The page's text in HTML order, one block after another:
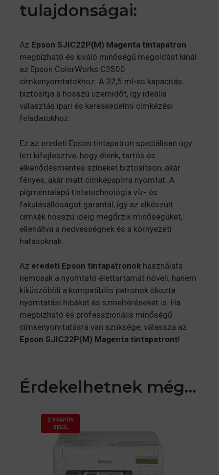
tulajdonságai:
Az Epson SJIC22P(M) Magenta tintapatron
megbízható és kiváló minőségű megoldást kínál
az Epson ColorWorks C3500
címkenyomtatókhoz. A 32,5 ml-es kapacitás
biztosítja a hosszú üzemidőt, így ideális
választás ipari és kereskedelmi címkézési
feladatokhoz.
Ez az eredeti Epson tintapatron speciálisan úgy
lett kifejlesztve, hogy élénk, tartós és
elkenődésmentes színeket biztosítson, akár
fényes, akár matt címkepapírra nyomtat. A
pigmentalapú tintatechnológia víz- és
fakulásállóságot garantál, így az elkészült
címkék hosszú ideig megőrzik minőségüket,
ellenállva a nedvességnek és a környezeti
hatásoknak.
Az eredeti Epson tintapatronok használata
nemcsak a nyomtató élettartamát növeli, hanem
kiküszöböli a kompatibilis patronok okozta
nyomtatási hibákat és színeltéréseket is. Ha
megbízható és professzionális minőségű
címkenyomtatásra van szüksége, válassza az
Epson SJIC22P(M) Magenta tintapatront!
Érdekelhetnek még…
2-3 NAPON
BELÜL